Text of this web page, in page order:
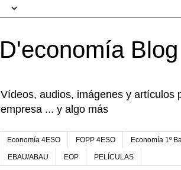
D'economía Blog
Vídeos, audios, imágenes y artículos
empresa ... y algo más
Economía 4ESO FOPP 4ESO Economía 1º
EBAU/ABAU EOP PELÍCULAS